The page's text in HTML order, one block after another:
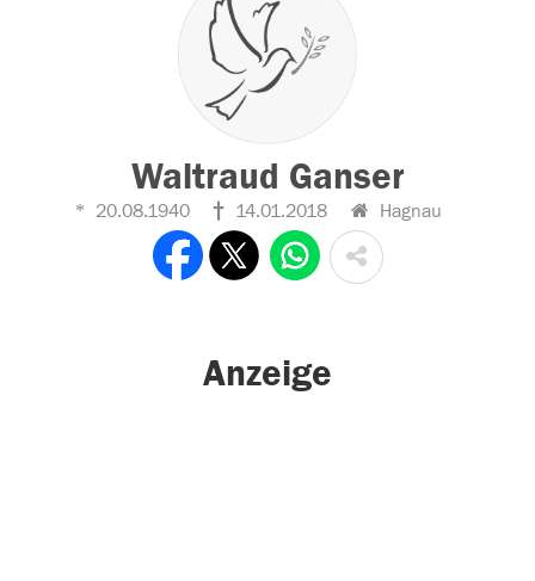
Waltraud Ganser
20.08.1940 14.01.2018 Hagnau
Anzeige